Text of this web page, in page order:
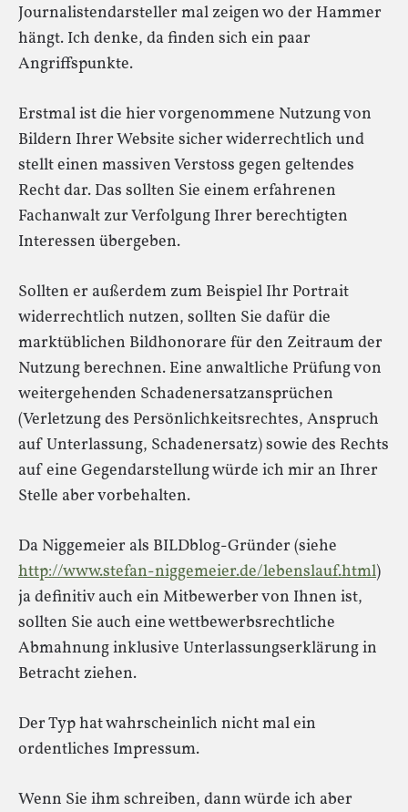
Journalistendarsteller mal zeigen wo der Hammer
hängt. Ich denke, da finden sich ein paar
Angriffspunkte.
Erstmal ist die hier vorgenommene Nutzung von
Bildern Ihrer Website sicher widerrechtlich und
stellt einen massiven Verstoss gegen geltendes
Recht dar. Das sollten Sie einem erfahrenen
Fachanwalt zur Verfolgung Ihrer berechtigten
Interessen übergeben.
Sollten er außerdem zum Beispiel Ihr Portrait
widerrechtlich nutzen, sollten Sie dafür die
marktüblichen Bildhonorare für den Zeitraum der
Nutzung berechnen. Eine anwaltliche Prüfung von
weitergehenden Schadenersatzansprüchen
(Verletzung des Persönlichkeitsrechtes, Anspruch
auf Unterlassung, Schadenersatz) sowie des Rechts
auf eine Gegendarstellung würde ich mir an Ihrer
Stelle aber vorbehalten.
Da Niggemeier als BILDblog-Gründer (siehe
http://www.stefan-niggemeier.de/lebenslauf.html)
ja definitiv auch ein Mitbewerber von Ihnen ist,
sollten Sie auch eine wettbewerbsrechtliche
Abmahnung inklusive Unterlassungserklärung in
Betracht ziehen.
Der Typ hat wahrscheinlich nicht mal ein
ordentliches Impressum.
Wenn Sie ihm schreiben, dann würde ich aber